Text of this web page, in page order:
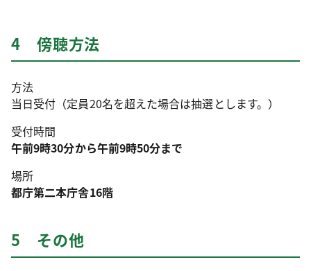
4 傍聴方法
方法
当日受付（定員20名を超えた場合は抽選とします。）
受付時間
午前9時30分から午前9時50分まで
場所
都庁第二本庁舎16階
5 その他